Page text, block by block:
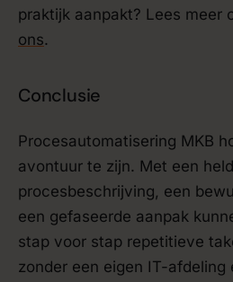
praktijk aanpakt? Lees meer
ons.
Conclusie
Procesautomatisering MKB
avontuur te zijn. Met een
procesbeschrijving, een
een gefaseerde aanpak
stap voor stap repetitieve
zonder een eigen IT-afdeling